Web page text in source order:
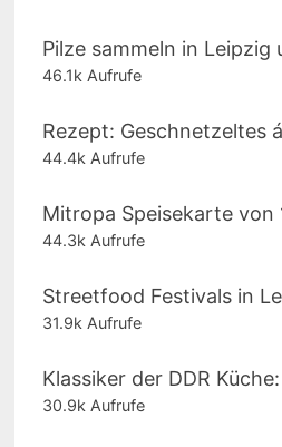
Pilze sammeln in Leipzig
46.1k Aufrufe
Rezept: Geschnetzeltes
44.4k Aufrufe
Mitropa Speisekarte von
44.3k Aufrufe
Streetfood Festivals in
31.9k Aufrufe
Klassiker der DDR
30.9k Aufrufe